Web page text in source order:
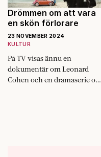
Drömmen om att vara
en skön förlorare
23 NOVEMBER 2024
KULTUR
På TV visas ännu en
dokumentär om Leonard
Cohen och en dramaserie om